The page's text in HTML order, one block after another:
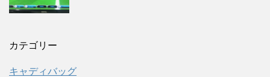
カテゴリー
キャディバッグ